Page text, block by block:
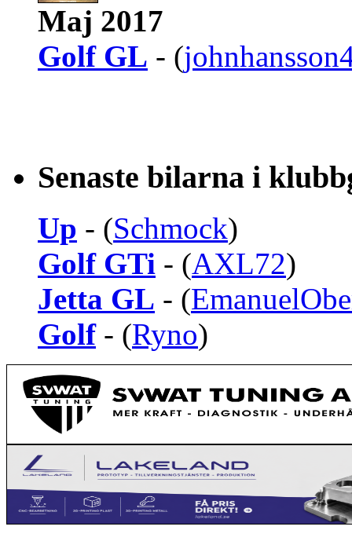
Maj 2017
Golf GL - (
Senaste bilarna i
Up - (Schmock)
Golf GTi - (AXL72)
Jetta GL - (
Golf- (Ryno)